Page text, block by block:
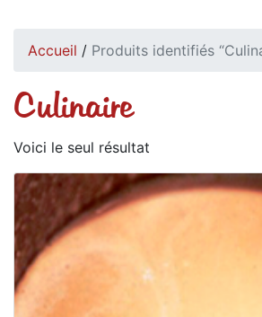
Accueil / Produits identifiés
Culinaire
Voici le seul résultat